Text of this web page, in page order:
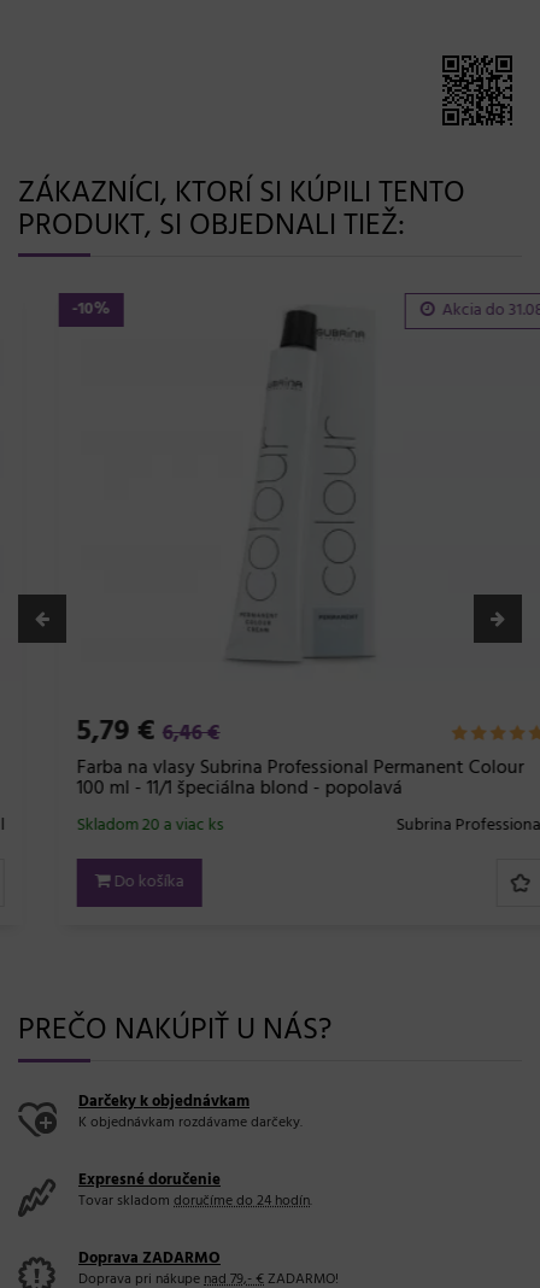
ZÁKAZNÍCI, KTORÍ SI KÚPILI TENTO
PRODUKT, SI OBJEDNALI TIEŽ:
Akcia do31.08.
5,79 €6,46 €
Farba na vlasy Subrina Professional Permanent Colour
100 ml - 11/1 špeciálna blond - popolavá
Subrina Professional
Skladom 20 a viac ks
Do košíka
PREČO NAKÚPIŤ U NÁS?
Darčeky k objednávkam
K objednávkam rozdávame darčeky.
Expresné doručenie
Tovar skladom doručíme do 24 hodín.
Doprava ZADARMO
Doprava pri nákupenad 79,- €ZADARMO!